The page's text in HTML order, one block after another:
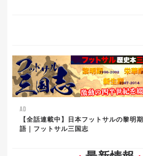
AD
【全話連載中】日本フットサルの黎明
語｜フットサル三国志